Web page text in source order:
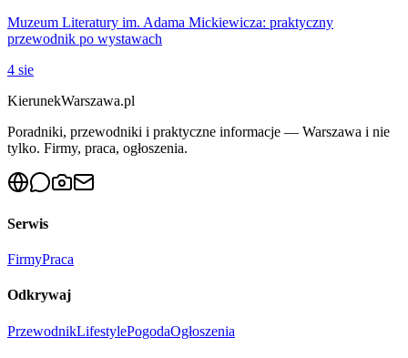
Muzeum Literatury im. Adama Mickiewicza: praktyczny
przewodnik po wystawach
4 sie
KierunekWarszawa.pl
Poradniki, przewodniki i praktyczne informacje — Warszawa i nie
tylko. Firmy, praca, ogłoszenia.
Serwis
FirmyPraca
Odkrywaj
PrzewodnikLifestylePogodaOgłoszenia